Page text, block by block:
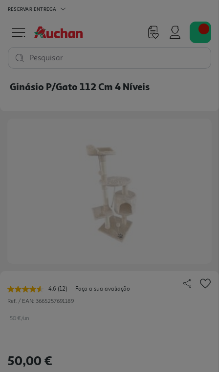
RESERVAR ENTREGA
Pesquisar
Ginásio P/gato 112 Cm 4 Níveis
4.6 Leu
12
(12)
Faça a sua avaliação
Ref. / EAN: 3665257691189
50 €/un
50,00 €